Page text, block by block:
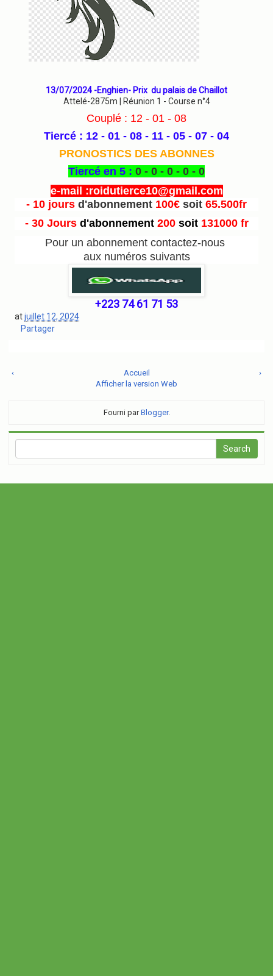
13/07/2024 -Enghien- Prix du palais de Chaillot
Attelé-2875m | Réunion 1 - Course n°4
Couplé : 12 - 01 - 08
Tiercé : 12 - 01 - 08 - 11 - 05 - 07 - 04
PRONOSTICS DES ABONNES
Tiercé en 5 : 0 - 0 - 0 - 0 - 0
e-mail :roidutierce10@gmail.com
- 10 jours d'abonnement 100€ soit 65.500fr
- 30 Jours d'abonnement200 soit131000 fr
Pour un abonnement contactez-nous
aux numéros suivants
+223 74 61 71 53
atjuillet 12, 2024
Partager
‹ ›
Accueil
Afficher la version Web
Fourni parBlogger.